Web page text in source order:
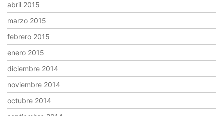
abril 2015
marzo 2015
febrero 2015
enero 2015
diciembre 2014
noviembre 2014
octubre 2014